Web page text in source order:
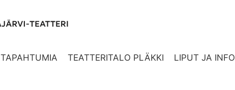
TAPAHTUMIA TEATTERITALO PLÄKKI LIPUT JA INFO